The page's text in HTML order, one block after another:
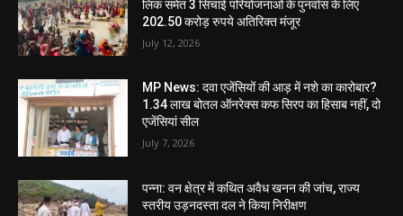
लिंक समेत 3 सिंचाई परियोजनाओं के पुनर्वास के लिए
202.50 करोड़ रुपये अतिरिक्त मंजूर
July 12, 2026
MP News: दवा एजेंसियों की आड़ में नशे का कारोबार?
1.34 लाख बोतल ऑनरेक्स कफ सिरप का हिसाब नहीं, दो
एजेंसियां सील
July 7, 2026
पन्ना: वन क्षेत्र में कथित अवैध खनन की जांच, राज्य
स्तरीय उड़नदस्ता दल ने किया निरीक्षण